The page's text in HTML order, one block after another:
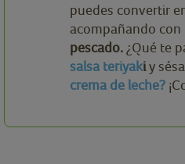
puedes convertir
acompañando con
pescado. ¿Qué te
salsa teriyakiy
crema de leche?